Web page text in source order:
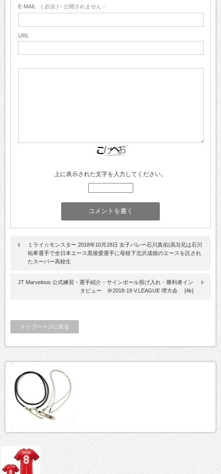
E-MAIL ( 必須 ) - 公開されません -
URL
上に表示された文字を入力してください。
ミライ☆モンスター 2018年10月28日 女子バレー石川真佑(高3)兄は石川
祐希選手で全日本エース黒後愛選手に母校下北沢成徳のエースを託され
たスーパー高校生
JT Marvelous 公式練習・選手紹介・サインボール投げ入れ・勝利者イン
タビュー ＠2018-19 V.LEAGUE 堺大会 [4k]
トップページに戻る